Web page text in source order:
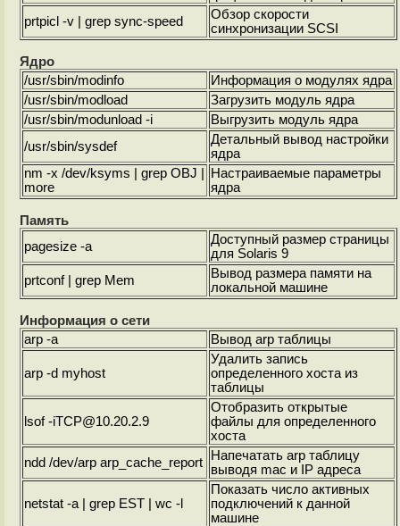
prtpicl -v | grep sync-speed
Обзор скорости
синхронизации SCSI
Ядро
/usr/sbin/modinfo
Информация о модулях ядра
/usr/sbin/modload
Загрузить модуль ядра
/usr/sbin/modunload -i
Выгрузить модуль ядра
/usr/sbin/sysdef
Детальный вывод настройки
ядра
nm -x /dev/ksyms | grep OBJ |
more
Настраиваемые параметры
ядра
Память
pagesize -a
Доступный размер страницы
для Solaris 9
prtconf | grep Mem
Вывод размера памяти на
локальной машине
Информация о сети
arp -a
Вывод arp таблицы
arp -d myhost
Удалить запись
определенного хоста из
таблицы
lsof -iTCP@10.20.2.9
Отобразить открытые
файлы для определенного
хоста
ndd /dev/arp arp_cache_report
Напечатать arp таблицу
выводя mac и IP адреса
netstat -a | grep EST | wc -l
Показать число активных
подключений к данной
машине